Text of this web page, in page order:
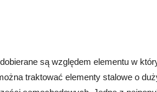
są względem elementu w
traktować elementy stalowe o